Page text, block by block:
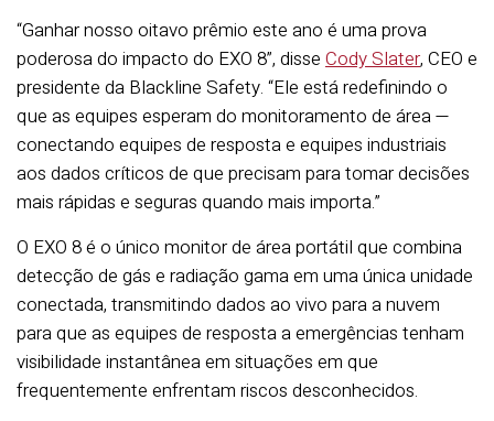
“Ganhar nosso oitavo prêmio este ano é uma prova
poderosa do impacto do EXO 8”, disse Cody Slater, CEO e
presidente da Blackline Safety. “Ele está redefinindo o
que as equipes esperam do monitoramento de área —
conectando equipes de resposta e equipes industriais
aos dados críticos de que precisam para tomar decisões
mais rápidas e seguras quando mais importa.”
O EXO 8 é o único monitor de área portátil que combina
detecção de gás e radiação gama em uma única unidade
conectada, transmitindo dados ao vivo para a nuvem
para que as equipes de resposta a emergências tenham
visibilidade instantânea em situações em que
frequentemente enfrentam riscos desconhecidos.